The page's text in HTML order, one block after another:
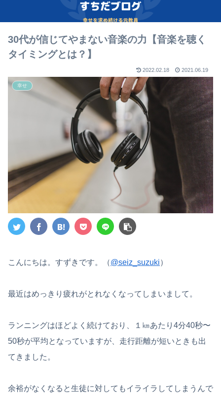
30代が信じてやまない音楽の力【音楽を聴く
タイミングとは？】
2022.02.18 2021.06.19
幸せ
こんにちは。すずきです。（@seiz_suzuki）
最近はめっきり疲れがとれなくなってしまいまして。
ランニングはほどよく続けており、１㎞あたり4分40秒〜
50秒が平均となっていますが、走行距離が短いときも出
てきました。
余裕がなくなると生徒に対してもイライラしてしまうんで